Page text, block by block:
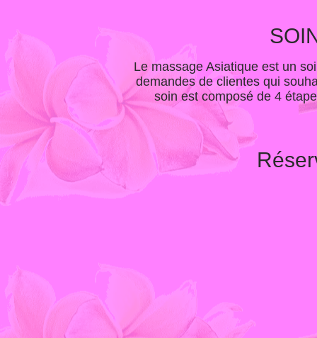
Le massage Asiatique est un
demandes de clientes qui
soin est composé de 4